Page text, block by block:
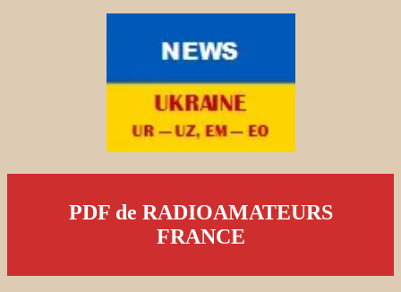
PDF de RADIOAMATEURS
FRANCE